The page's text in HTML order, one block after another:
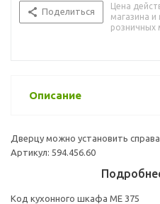
Поделиться
Цена
магазина
розничных
Описание
Дверцу можно установить справа
Артикул: 594.456.60
Код кухонного шкафа ME 375